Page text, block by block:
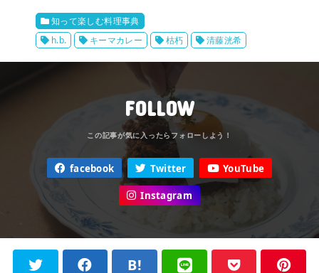
知って楽しむ料理事典
h.b.
キーマカレー 枯朽 清藤洸希
FOLLOW
facebook Twitter YouTube
Instagram